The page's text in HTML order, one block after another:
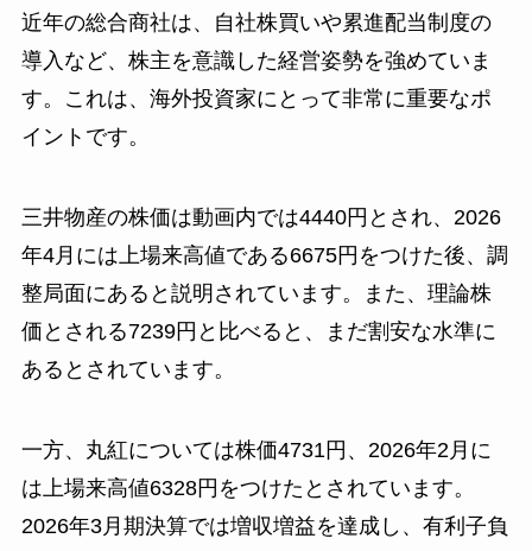
近年の総合商社は、自社株買いや累進配当制度の
導入など、株主を意識した経営姿勢を強めていま
す。これは、海外投資家にとって非常に重要なポ
イントです。
三井物産の株価は動画内では4440円とされ、2026
年4月には上場来高値である6675円をつけた後、調
整局面にあると説明されています。また、理論株
価とされる7239円と比べると、まだ割安な水準に
あるとされています。
一方、丸紅については株価4731円、2026年2月に
は上場来高値6328円をつけたとされています。
2026年3月期決算では増収増益を達成し、有利子負